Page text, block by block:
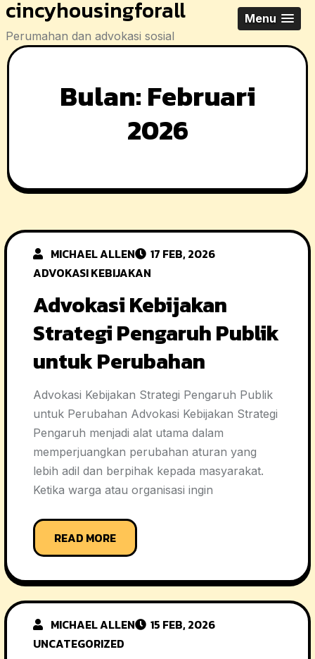
Skip
content
cincyhousingforall
Perumahan dan advokasi sosial
Menu
Bulan:Februari
2026
MICHAEL ALLEN
17 FEB, 2026
ADVOKASI KEBIJAKAN
Advokasi Kebijakan
Strategi Pengaruh Publik
untuk Perubahan
Advokasi Kebijakan Strategi Pengaruh Publik
untuk Perubahan Advokasi Kebijakan Strategi
Pengaruh menjadi alat utama dalam
memperjuangkan perubahan aturan yang
lebih adil dan berpihak kepada masyarakat.
Ketika warga atau organisasi ingin
READ MORE
MICHAEL ALLEN
15 FEB, 2026
UNCATEGORIZED